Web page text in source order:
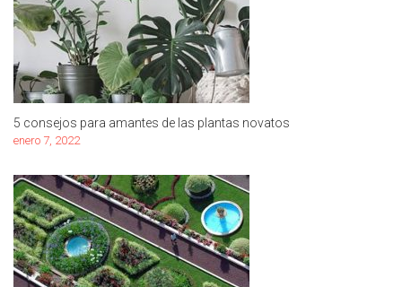
5 consejos para amantes de las plantas novatos
enero 7, 2022